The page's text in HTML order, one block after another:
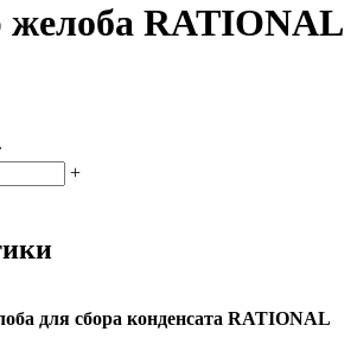
желоба RATIONAL
+
для сбора конденсата RATIONAL